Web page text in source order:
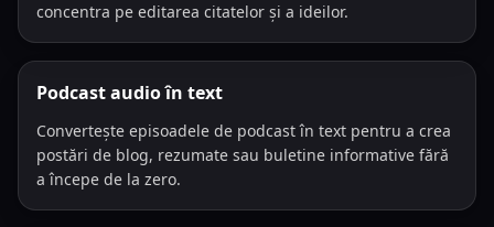
concentra pe editarea citatelor și a ideilor.
Podcast audio în text
Convertește episoadele de podcast în text pentru a crea
postări de blog, rezumate sau buletine informative fără
a începe de la zero.